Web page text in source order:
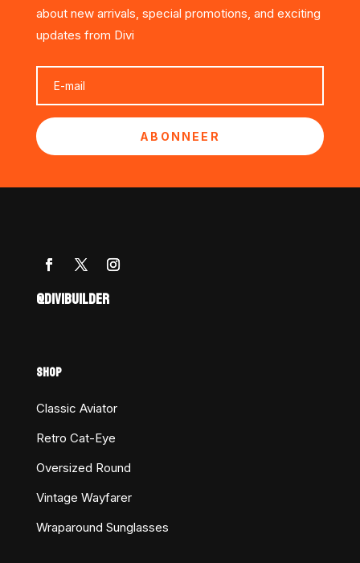
about new arrivals, special promotions, and exciting
updates from Divi
ABONNEER
@DIVIBUILDER
SHOP
Classic Aviator
Retro Cat-Eye
Oversized Round
Vintage Wayfarer
Wraparound Sunglasses